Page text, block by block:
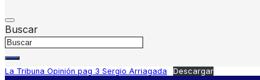
Buscar
La Tribuna Opinión pag 3 Sergio Arriagada Descargar